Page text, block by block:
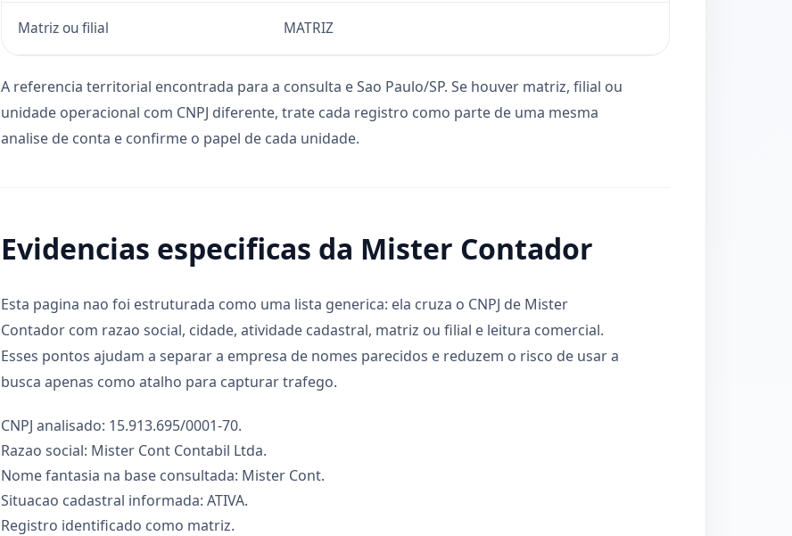
Matriz ou filial MATRIZ
A referencia territorial encontrada para a consulta e Sao Paulo/SP. Se houver matriz, filial ou
unidade operacional com CNPJ diferente, trate cada registro como parte de uma mesma
analise de conta e confirme o papel de cada unidade.
Evidencias especificas da Mister Contador
Esta pagina nao foi estruturada como uma lista generica: ela cruza o CNPJ de Mister
Contador com razao social, cidade, atividade cadastral, matriz ou filial e leitura comercial.
Esses pontos ajudam a separar a empresa de nomes parecidos e reduzem o risco de usar a
busca apenas como atalho para capturar trafego.
CNPJ analisado: 15.913.695/0001-70.
Razao social: Mister Cont Contabil Ltda.
Nome fantasia na base consultada: Mister Cont.
Situacao cadastral informada: ATIVA.
Registro identificado como matriz.